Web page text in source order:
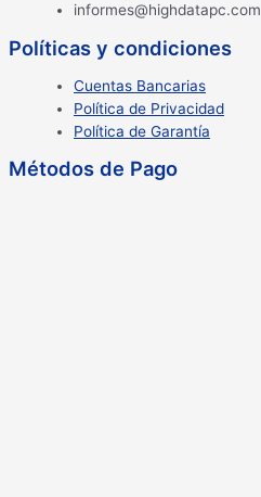
informes@highdatapc.com
Políticas y condiciones
Cuentas Bancarias
Política de Privacidad
Política de Garantía
Métodos de Pago